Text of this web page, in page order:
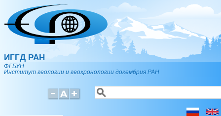
Перейти к основному содержанию
ИГГД РАН
ФГБУН
Институт геологии и геохронологии докембрия РАН
Форма поиска
Поиск